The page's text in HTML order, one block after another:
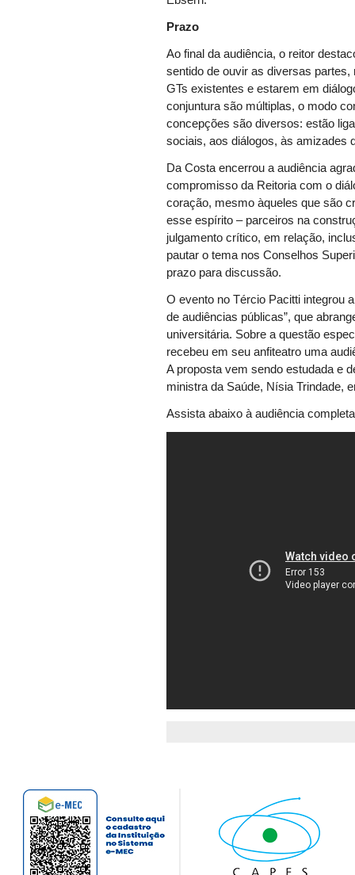
Prazo
Ao final da audiência, o reitor
sentido de ouvir as diversas
GTs existentes e estarem em
conjuntura são múltiplas, o modo
concepções são diversos: estão
sociais, aos diálogos, às amizades
Da Costa encerrou a audiência
compromisso da Reitoria com o
coração, mesmo àqueles que são
esse espírito – parceiros na
julgamento crítico, em relação,
pautar o tema nos Conselhos
prazo para discussão.
O evento no Tércio Pacitti integrou
de audiências públicas”, que
universitária. Sobre a questão
recebeu em seu anfiteatro uma
A proposta vem sendo estudada e
ministra da Saúde, Nísia Trindade,
Assista abaixo à audiência